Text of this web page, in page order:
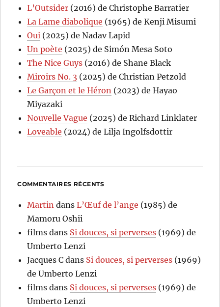
L’Outsider (2016) de Christophe Barratier
La Lame diabolique (1965) de Kenji Misumi
Oui (2025) de Nadav Lapid
Un poète (2025) de Simón Mesa Soto
The Nice Guys (2016) de Shane Black
Miroirs No. 3 (2025) de Christian Petzold
Le Garçon et le Héron (2023) de Hayao
Miyazaki
Nouvelle Vague (2025) de Richard Linklater
Loveable (2024) de Lilja Ingolfsdottir
COMMENTAIRES RÉCENTS
Martin dansL’Œuf de l’ange (1985) de
Mamoru Oshii
films dans Si douces, si perverses (1969) de
Umberto Lenzi
Jacques C dans Si douces, si perverses (1969)
de Umberto Lenzi
films dans Si douces, si perverses (1969) de
Umberto Lenzi